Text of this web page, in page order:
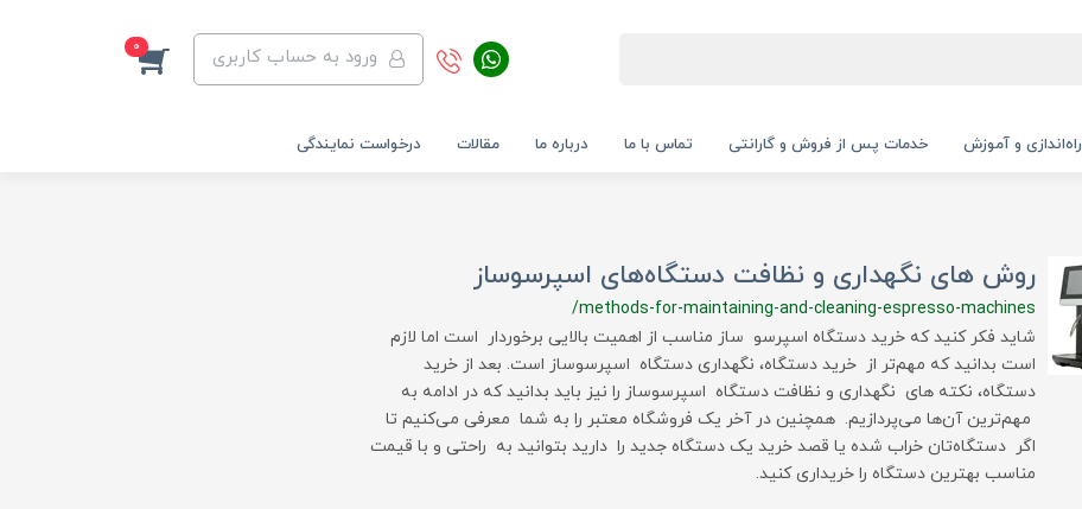
ورود به حساب کاربری 0
راه‌اندازی و آموزش خدمات پس از فروش و گارانتی تماس با ما درباره ما مقالات درخواست نمایندگی
روش های نگهداری و نظافت دستگاه‌های اسپرسوساز
/methods-for-maintaining-and-cleaning-espresso-machines
شاید فکر کنید که خرید دستگاه اسپرسو ساز مناسب از اهمیت بالایی برخوردار است اما لازم
است بدانید که مهم‌تر از خرید دستگاه، نگهداری دستگاه اسپرسوساز است. بعد از خرید
دستگاه، نکته های نگهداری و نظافت دستگاه اسپرسوساز را نیز باید بدانید که در ادامه به
مهم‌ترین آن‌ها می‌پردازیم. همچنین در آخر یک فروشگاه معتبر را به شما معرفی می‌کنیم تا
اگر دستگاه‌تان خراب شده یا قصد خرید یک دستگاه جدید را دارید بتوانید به راحتی و با قیمت
مناسب بهترین دستگاه را خریداری کنید.